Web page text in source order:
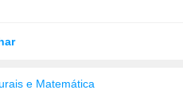
e Matemática